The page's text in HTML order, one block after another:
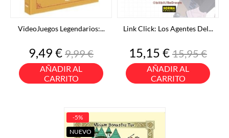
VideoJuegos Legendarios:...
Precio
9,49 €Precio
base
9,99 €
AÑADIR AL
CARRITO
Link Click: Los Agentes Del...
Precio
15,15 €Precio
base
15,95 €
AÑADIR AL
CARRITO
-5%
NUEVO